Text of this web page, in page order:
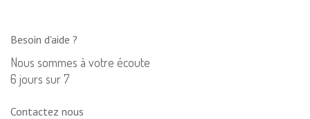
Besoin d'aide ?
Nous sommes à votre écoute
6 jours sur 7
Contactez nous